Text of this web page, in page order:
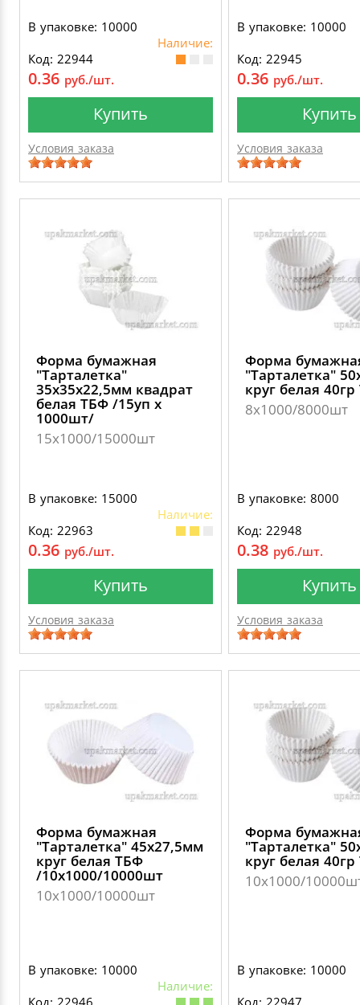
В упаковке: 10000
Наличие:
Код: 22944
0.36 руб./шт.
Купить
Условия заказа
В упаковке: 10000
Код: 22945
0.36 руб./шт.
Купить
Условия заказа
Форма бумажная
"Тарталетка"
35х35х22,5мм квадрат
белая ТБФ /15уп х
1000шт/
15х1000/15000шт
В упаковке: 15000
Наличие:
Код: 22963
0.36 руб./шт.
Купить
Условия заказа
Форма
"Тарталетка"
круг белая
8х1000/8000шт
В упаковке: 8000
Код: 22948
0.38 руб./шт.
Купить
Условия заказа
Форма бумажная
"Тарталетка" 45х27,5мм
круг белая ТБФ
/10х1000/10000шт
10х1000/10000шт
В упаковке: 10000
Наличие:
Код: 22946
Форма
"Тарталетка"
круг белая
10х1000/
В упаковке: 10000
Код: 22947